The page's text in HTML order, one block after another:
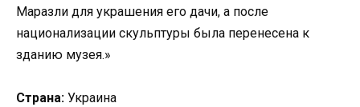
Маразли для украшения его дачи, а после
национализации скульптуры была перенесена к
зданию музея.»
Страна: Украина